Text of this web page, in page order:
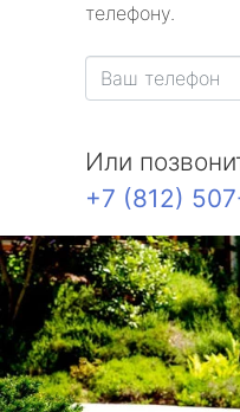
телефону.
Или
+7 (812)